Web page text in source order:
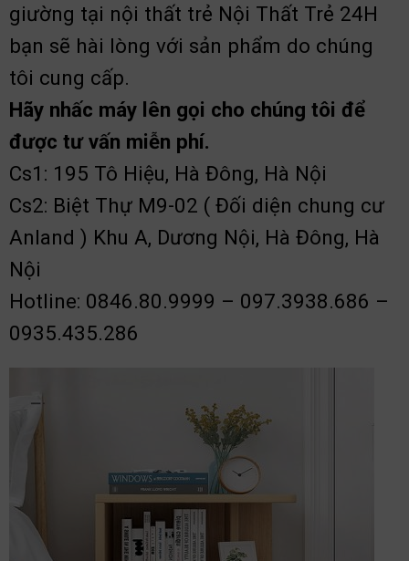
giường tại nội thất trẻ Nội Thất Trẻ 24H
bạn sẽ hài lòng với sản phẩm do chúng
tôi cung cấp.
Hãy nhấc máy lên gọi cho chúng tôi để
được tư vấn miễn phí.
Cs1: 195 Tô Hiệu, Hà Đông, Hà Nội
Cs2: Biệt Thự M9-02 ( Đối diện chung cư
Anland ) Khu A, Dương Nội, Hà Đông, Hà
Nội
Hotline: 0846.80.9999 – 097.3938.686 –
0935.435.286